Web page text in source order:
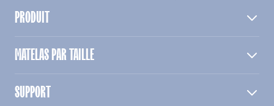
PRODUIT
MATELAS PAR TAILLE
SUPPORT